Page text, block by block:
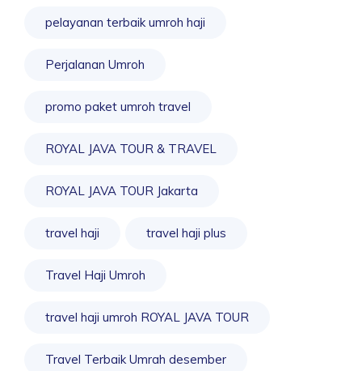
pelayanan terbaik umroh haji
Perjalanan Umroh
promo paket umroh travel
ROYAL JAVA TOUR & TRAVEL
ROYAL JAVA TOUR Jakarta
travel haji travel haji plus
Travel Haji Umroh
travel haji umroh ROYAL JAVA TOUR
Travel Terbaik Umrah desember